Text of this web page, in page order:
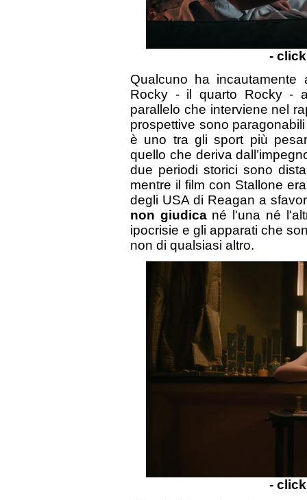
-
Qualcuno ha
Rocky - il quarto Rocky -
parallelo che interviene nel
prospettive sono
è uno tra gli sport più
quello che deriva
due periodi storici sono
mentre il film con Stallone
degli USA di Reagan a
non giudicané l'una né
ipocrisie e gli apparati che
non di qualsiasi altro.
-